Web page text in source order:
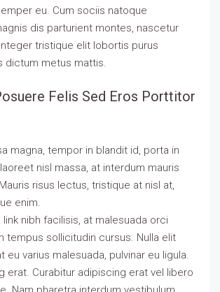
eu. Cum sociis natoque
dis parturient montes, nascetur
tristique elit lobortis purus
dictum metus mattis.
Felis Sed Eros Porttitor
magna, tempor in blandit id, porta in
nisl massa, at interdum mauris
risus lectus, tristique at nisl at,
enim.
link nibh facilisis, at malesuada orci
tempus sollicitudin cursus. Nulla elit
eu varius malesuada, pulvinar eu ligula.
erat. Curabitur adipiscing erat vel libero